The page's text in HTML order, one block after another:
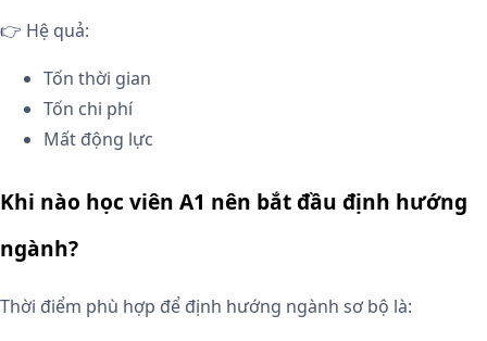
👉 Hệ quả:
Tốn thời gian
Tốn chi phí
Mất động lực
Khi nào học viên A1 nên bắt đầu định hướng
ngành?
Thời điểm phù hợp để định hướng ngành sơ bộ là: